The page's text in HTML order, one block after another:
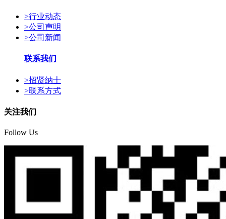
>行业动态
>公司声明
>公司新闻
联系我们
>招贤纳士
>联系方式
关注我们
Follow Us